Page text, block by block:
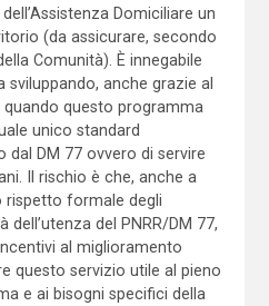
Domiciliare un
(da assicurare, secondo
Comunità). È innegabile
anche grazie al
quando questo programma
unico standard
dal DM 77 ovvero di servire
Il rischio è che, anche a
rispetto formale degli
del PNRR/DM 77,
al miglioramento
questo servizio utile al pieno
e ai bisogni specifici della